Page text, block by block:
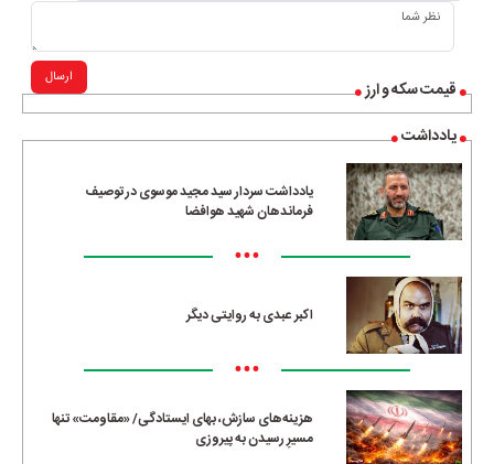
قیمت سکه و ارز
یادداشت
یادداشت سردار سید مجید موسوی در توصیف
فرماندهان شهید هوافضا
•••
اکبر عبدی به روایتی دیگر
•••
هزینه‌های سازش، بهای ایستادگی/ «مقاومت» تنها
مسیرِ رسیدن به پیروزی
ارسال